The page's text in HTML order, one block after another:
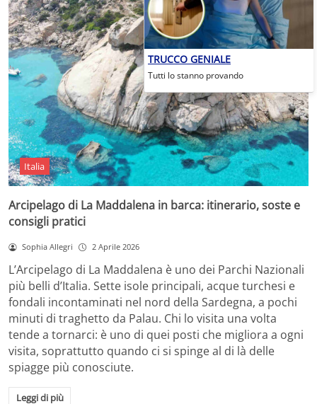
Italia
Arcipelago di La Maddalena in barca: itinerario, soste e
consigli pratici
Sophia Allegri 2 Aprile 2026
L’Arcipelago di La Maddalena è uno dei Parchi Nazionali
più belli d’Italia. Sette isole principali, acque turchesi e
fondali incontaminati nel nord della Sardegna, a pochi
minuti di traghetto da Palau. Chi lo visita una volta
tende a tornarci: è uno di quei posti che migliora a ogni
visita, soprattutto quando ci si spinge al di là delle
spiagge più conosciute.
Leggi di più
TRUCCO GENIALE
Tutti lo stanno provando